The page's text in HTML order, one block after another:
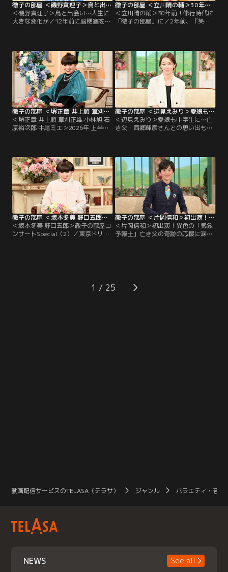
徹子の部屋 ＜磯野貴理子＞鳥と出会い…人生に大きな変化が（2026/07/31放送分）
＜磯野貴理子＞鳥と出会い…人生に
大きな変化が／12年前に脳梗塞を経
きになったことで、鳥の写真を撮ろ
うとカメラを始め、その写真を発表
するためにSNSも。そして様々な鳥
を観察するため、登山を始めるな
ど、人生が豊かになったと語る。ま
た、昨年は「終活」を始め…。
徹子の部屋 ＜立川晴の輔＞30年前！修行時代に「徹子の部屋」に（2026/07/30放送分）
＜立川晴の輔＞30年前！修行時代に
「徹子の部屋」に／2年前、『笑
の落語に衝撃を受け、在学中の4年
間、毎月独演会に通った。卒業後、
弟子入りをしたが、その修行時代は
過酷。
徹子の部屋 ＜堺正章 井上順 草刈正雄 小林旭 石原裕次郎 中尾ミエ＞2026年 上半期傑作選（3）（2026/07/29放送分）
＜堺正章 井上順 草刈正雄 小林旭 石
原裕次郎 中尾ミエ＞2026年 上半期
名コンビ！60年来の友人、堺正章さ
んと井上順さんの出会いは10代。初
対面では…！？草刈正雄さんは、顔
も知らなかったアメリカ人のお父様
の消息を求めて渡米したお話を。
徹子の部屋 ＜辺見えみり＞愛娘も中学生に…亡き父・西郷輝彦さんとの思い出も（2026/07/28放送分）
＜辺見えみり＞愛娘も中学生に…亡
き父・西郷輝彦さんとの思い出も／
記をプレゼントされ、それは今でも
大切に持っているという。 そんな娘
も今年中学に進み、母親思いの子に
育っているらしい。 一方、えみりさ
んが4歳の時に両親が離婚…。
徹子の部屋 ＜坂本冬美 野口五郎＞徹子の部屋コンサートSpecial（2）（2026/07/27放送分）
＜坂本冬美 野口五郎＞徹子の部屋コ
ンサートSpecial（2）／東京ドリー
桜お七」を意外なエピソードを交え
て熱唱！？野口五郎さんはアカペラ
徹子の部屋 ＜片岡信和＞初出演！異色の「気象予報士」亡き父の奇跡の応援に涙（2026/07/24放送分）
＜片岡信和＞初出演！異色の「気象
予報士」亡き父の奇跡の応援に涙／
がきっかけだったが…大学3年の
時、俳優として芸能界入りした片岡
1
動画配信サービスのTELASA（テラサ） ジャンル バラエティ・音楽
NEWS See all